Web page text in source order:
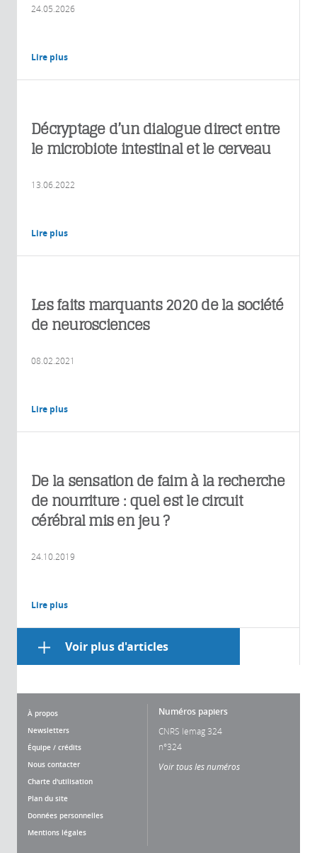
24.05.2026
Lire plus
Décryptage d’un dialogue direct entre
le microbiote intestinal et le cerveau
13.06.2022
Lire plus
Les faits marquants 2020 de la société
de neurosciences
08.02.2021
Lire plus
De la sensation de faim à la recherche
de nourriture : quel est le circuit
cérébral mis en jeu ?
24.10.2019
Lire plus
Voir plus d'articles
À propos
Newsletters
Équipe / crédits
Nous contacter
Charte d'utilisation
Plan du site
Données personnelles
Mentions légales
Numéros papiers
CNRS lemag 324
n°324
Voir tous les numéros